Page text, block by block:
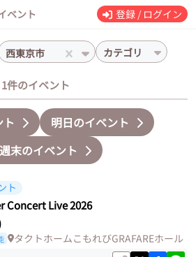
ベント 登録 / ログイン
西東京市 カテゴリ
件のイベント
明日のイベント
末のイベント
ト
Concert Live 2026
タクトホームこもれびGRAFAREホール